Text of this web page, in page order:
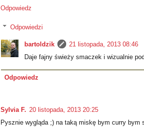
Odpowiedz
Odpowiedzi
bartoldzik
21 listopada, 2013 08:46
Daje fajny świeży smaczek i wizualnie
Odpowiedz
Sylvia F. 20 listopada, 2013 20:25
Pysznie wygląda ;) na taką miskę bym curry bym